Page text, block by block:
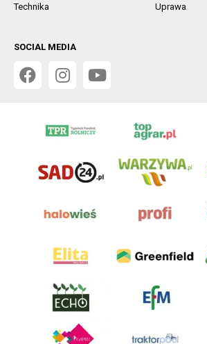
Technika
Uprawa
SOCIAL MEDIA